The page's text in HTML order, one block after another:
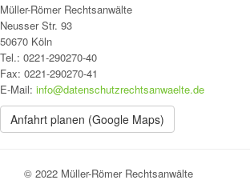
Müller-Römer Rechtsanwälte
Neusser Str. 93
50670 Köln
Tel.: 0221-290270-40
Fax: 0221-290270-41
E-Mail: info@datenschutzrechtsanwaelte.de
Anfahrt planen (Google Maps)
© 2022 Müller-Römer Rechtsanwälte